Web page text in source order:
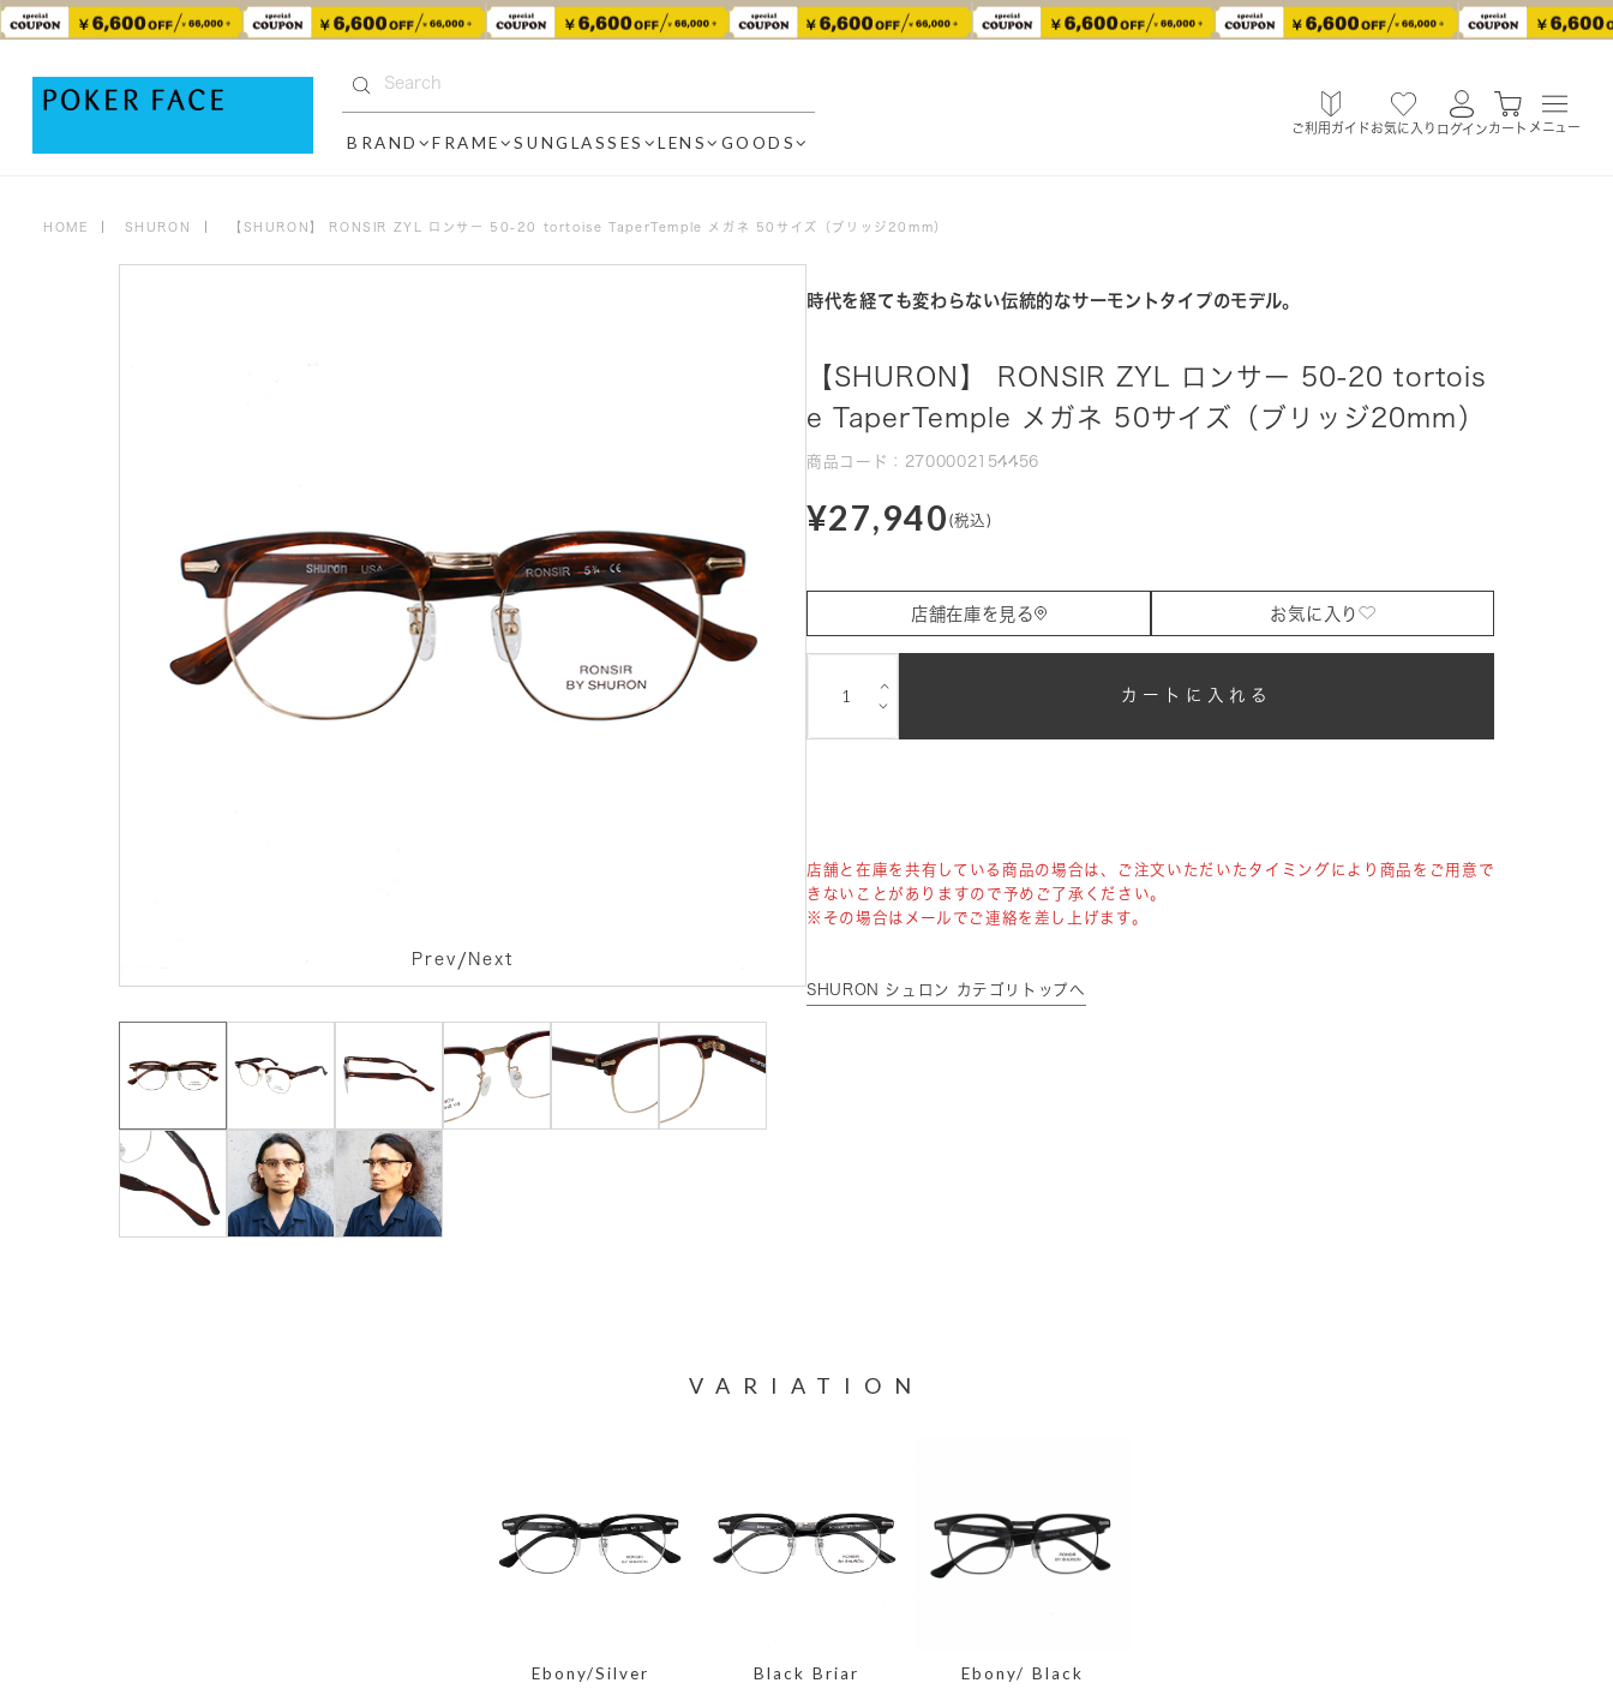
BRAND FRAME SUNGLASSES LENS GOODS
ご利用ガイドお気に入り ログインカート メニュー
HOME SHURON 【SHURON】 RONSIR ZYL ロンサー 50-20 tortoise TaperTemple メガネ 50サイズ（ブリッジ20mm）
Prev / Next
時代を経ても変わらない伝統的なサーモントタイプのモデル。
【SHURON】 RONSIR ZYL ロンサー 50-20 tortois
e TaperTemple メガネ 50サイズ（ブリッジ20mm）
商品コード：2700002154456
¥27,940 (税込)
店舗在庫を見る お気に入り
⌵
⌵
カートに入れる
店舗と在庫を共有している商品の場合は、ご注文いただいたタイミングにより商品をご用意で
きないことがありますので予めご了承ください。
※その場合はメールでご連絡を差し上げます。
SHURON シュロン カテゴリトップへ
VARIATION
Ebony/Silver Black Briar Ebony/ Black